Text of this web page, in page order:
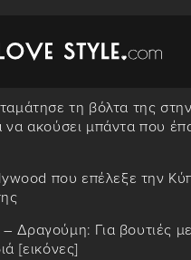
τη βόλτα της στην
να ακούσει μπάντα που
που επέλεξε την
Δραγούμη: Για βουτιές
[εικόνες]